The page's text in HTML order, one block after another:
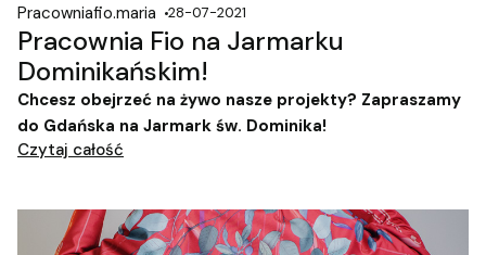
Pracowniafio.maria 28-07-2021
Pracownia Fio na Jarmarku
Dominikańskim!
Chcesz obejrzeć na żywo nasze projekty? Zapraszamy
do Gdańska na Jarmark św. Dominika!
Czytaj całość